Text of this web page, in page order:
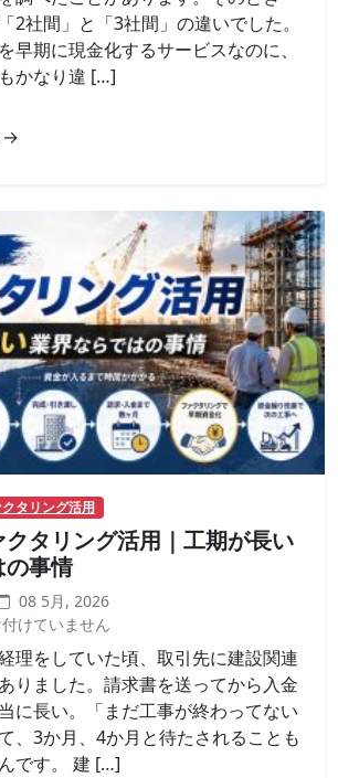
2社間」と「3社間」の違いでした。
早期に現金化するサービスなのに、
かなり違 […]
→
タリング活用
タリング活用｜工期が長い
の事情
08 5月, 2026
けていません
理をしていた頃、取引先に建設関連
りました。請求書を送ってから入金
に長い。「まだ工事が終わってない
、3か月、4か月と待たされることも
です。 建 […]